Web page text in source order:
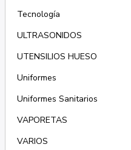
Tecnología
ULTRASONIDOS
UTENSILIOS HUESO
Uniformes
Uniformes Sanitarios
VAPORETAS
VARIOS